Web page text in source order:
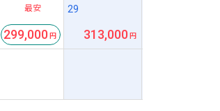
最安
299,000
29
313,000